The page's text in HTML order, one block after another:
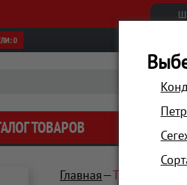
0
ТОВАРОВ АКЦИИ
Главная Техника для